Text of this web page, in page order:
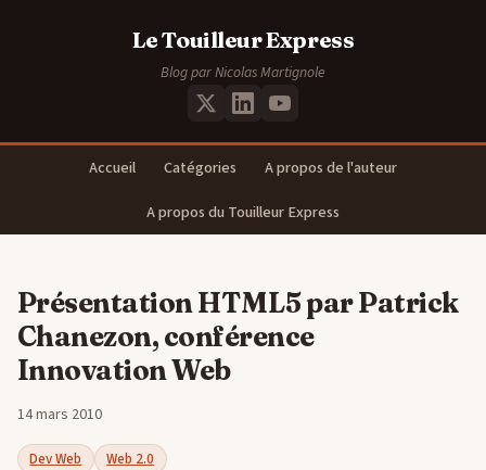
Le Touilleur Express
Blog par Nicolas Martignole
Accueil Catégories
A propos de l'auteur
A propos du Touilleur Express
Présentation HTML5 par Patrick
Chanezon, conférence
Innovation Web
14 mars 2010
Dev Web Web 2.0